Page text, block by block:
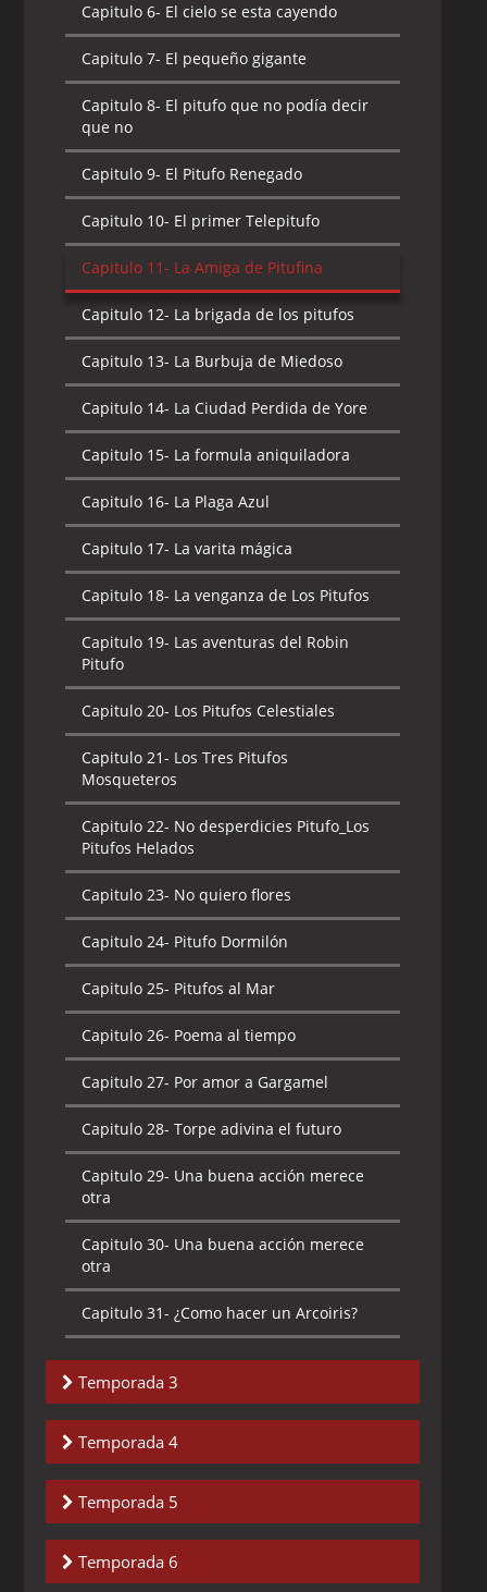
Capitulo 10-
Capitulo 11-El pitufo robotín
Capitulo 12- El Rey Pitufo
Capitulo 13- Gargamel El Generoso
Capitulo 14- La abominable bestia de las
máquina
Capitulo 16- La fuente de la Pitufo-
Juventud
Capitulo 17-La Hechipituficera Hogata
Capitulo 18-La Mixtura amplificadora
Capitulo 19-La Pitufina
Capitulo 20-
Capitulo 21- Los Comediantes
Capitulo 22- Los pitufos y el pájaro
Horripitufante
Capitulo 23- Los Pitufos y el Árbol de
dinero
Capitulo 24- Los poderes de Papá Pitufo
Capitulo 25- Paraiso Pitufo
Capitulo 26- Pitufina y el Dragón
Capitulo 27- Poeta y Pintor
Capitulo 28- Romeo y Pitufeta
Capitulo 29- Sir Fortachón
Capitulo 30- Superpitufo
Capitulo 6- El cielo se esta cayendo
Capitulo 7- El pequeño gigante
Capitulo 8- El pitufo que no podía decir
que no
Capitulo 9- El Pitufo Renegado
Capitulo 10- El primer Telepitufo
Capitulo 11- La Amiga de Pitufina
Capitulo 12- La brigada de los pitufos
Capitulo 13- La Burbuja de Miedoso
Capitulo 14- La Ciudad Perdida de Yore
Capitulo 15- La formula aniquiladora
Capitulo 16- La Plaga Azul
Capitulo 17- La varita mágica
Capitulo 18- La venganza de Los Pitufos
Capitulo 19- Las aventuras del Robin
Pitufo
Capitulo 20- Los Pitufos Celestiales
Capitulo 21- Los Tres Pitufos
Mosqueteros
Capitulo 22- No desperdicies Pitufo_Los
Pitufos Helados
Capitulo 23- No quiero flores
Capitulo 24- Pitufo Dormilón
Capitulo 25- Pitufos al Mar
Capitulo 26- Poema al tiempo
Capitulo 27- Por amor a Gargamel
Capitulo 28- Torpe adivina el futuro
Capitulo 29- Una buena acción merece
otra
Capitulo 30- Una buena acción merece
otra
Capitulo 31- ¿Como hacer un Arcoiris?
Temporada 3
Capitulo 1-
función
Capitulo 2-A todas las criaturas grandes
y pequeñas
Capitulo 3-De tal palo tal astilla
Temporada 4
Capitulo 1-
Capitulo 2-El amigo más pitufo
Capitulo 3-El amigo más pitufo
Temporada 5
Capitulo 1-
Temporada 6